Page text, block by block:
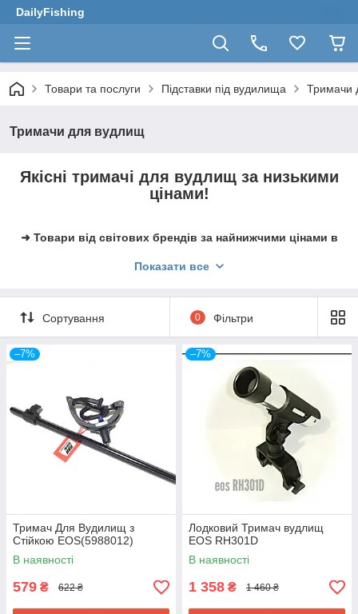
DailyFishing
Товари та послуги Підставки під вудилища Тримачи
Тримачи для вудлищ
Якісні тримачі для вудлищ за низькими
цінами!
➜ Товари від світових брендів за найнижчими цінами в
➜ Зекономте на доставці, зробивши замовлення від
Показати все
Сортування 0 Фільтри
–7%
Тримач Для Вудилищ з
Стійкою ЕОЅ(5988012)
В наявності
579 ₴ 622 ₴
–7%
Лодковий Тримач вудлищ
EOS RH301D
В наявності
1 358 ₴ 1 460 ₴